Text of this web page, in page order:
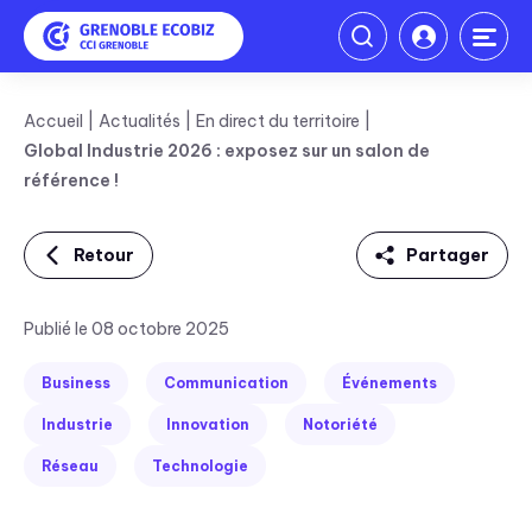
Accueil Actualités
En direct du territoire
Global Industrie 2026 : exposez sur un salon de
référence !
Retour Partager
Publié le 08 octobre 2025
Business Communication Événements
Industrie Innovation Notoriété
Réseau Technologie